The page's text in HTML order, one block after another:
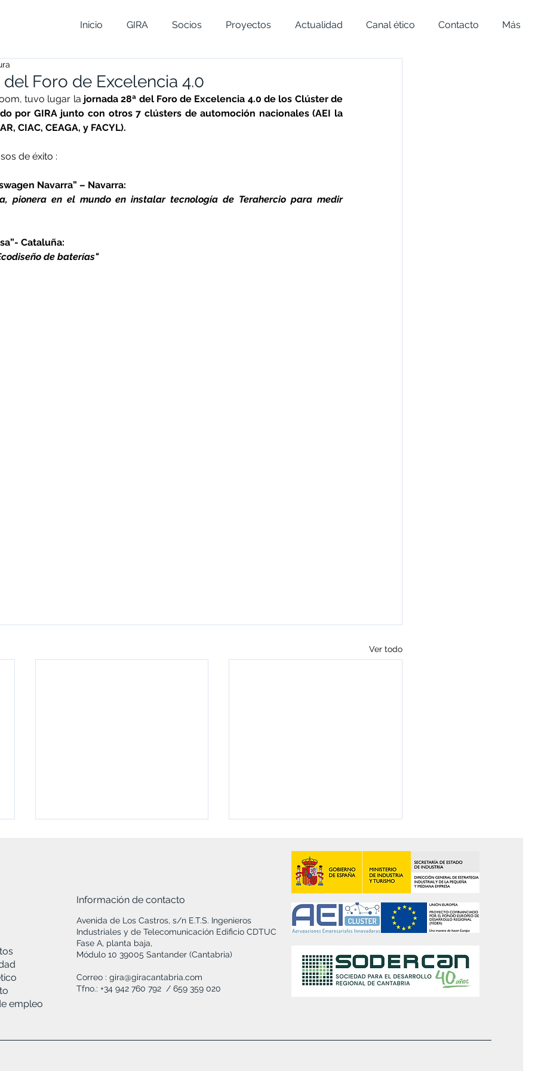
Inicio GIRA Socios Proyectos Actualidad Canal ético Contacto Más
Foro de Excelencia 4.0
tuvo lugar la jornada 28ª del Foro de Excelencia 4.0 de los Clúster de
por GIRA junto con otros 7 clústers de automoción nacionales (AEI la
CIAC, CEAGA, y FACYL).
de éxito :
Navarra” – Navarra:
pionera en el mundo en instalar tecnología de Terahercio para medir
Cataluña:
de baterías"
Ver todo
Vídeo | CTC explica su
contribución al proyecto
BATeCHAIN
XXXI sesión del Foro de
Información de contacto
Avenida de Los Castros, s/n E.T.S. Ingenieros
Industriales y de Telecomunicación Edificio CDTUC
Fase A, planta baja,
Módulo 10 39005 Santander (Cantabria)
Correo :gira@giracantabria.com
Tfno.: +34 942 760 792 / 659 359 020
empleo